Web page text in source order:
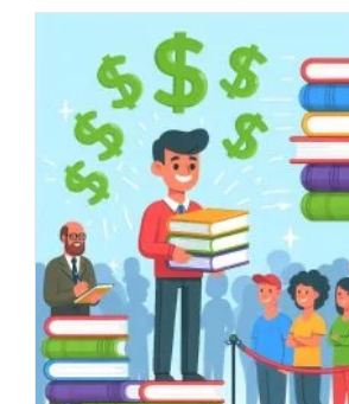
Guadagna
Come
Funziona